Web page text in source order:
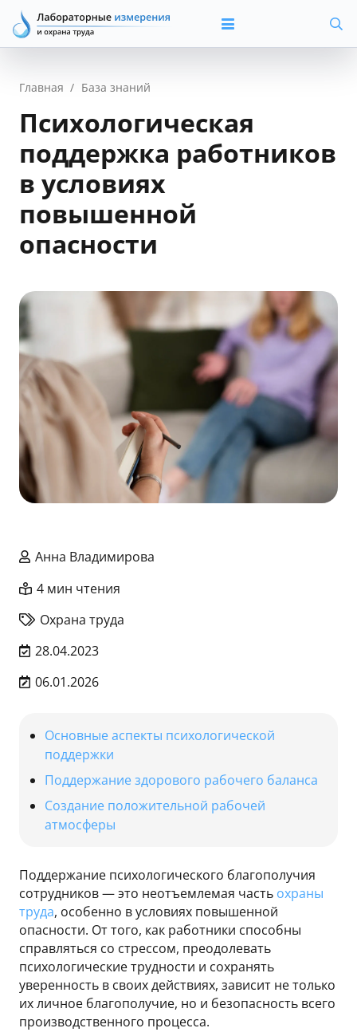
Главная / База знаний
Психологическая
поддержка работников
в условиях
повышенной
опасности
Анна Владимирова
4 мин чтения
Охрана труда
28.04.2023
06.01.2026
Поддержание психологического благополучия
сотрудников — это неотъемлемая часть охраны
труда, особенно в условиях повышенной
опасности. От того, как работники способны
справляться со стрессом, преодолевать
психологические трудности и сохранять
уверенность в своих действиях, зависит не только
их личное благополучие, но и безопасность всего
производственного процесса.
Основные аспекты психологической
поддержки
Поддержание здорового рабочего баланса
Создание положительной рабочей
атмосферы